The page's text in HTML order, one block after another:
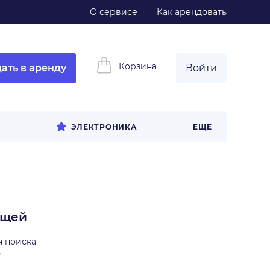
О сервисе Как арендовать
в аренду Корзина Войти
ЭЛЕКТРОНИКА ЕЩЕ
поиска